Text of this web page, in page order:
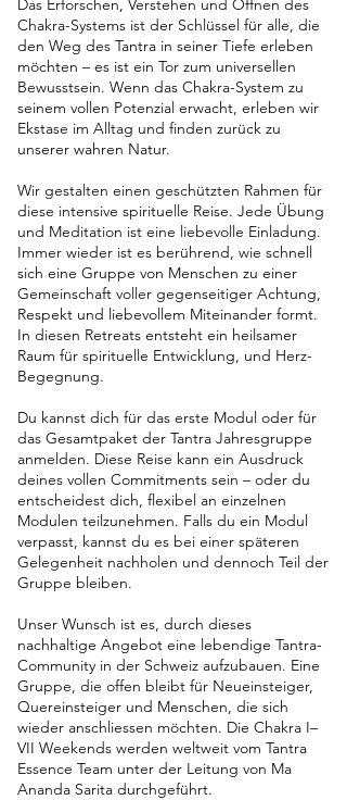
Das Erforschen, Verstehen und Öffnen des
Chakra-Systems ist der Schlüssel für alle, die
den Weg des Tantra in seiner Tiefe erleben
möchten – es ist ein Tor zum universellen
Bewusstsein. Wenn das Chakra-System zu
seinem vollen Potenzial erwacht, erleben wir
Ekstase im Alltag und finden zurück zu
unserer wahren Natur.
Wir gestalten einen geschützten Rahmen für
diese intensive spirituelle Reise. Jede Übung
und Meditation ist eine liebevolle Einladung.
Immer wieder ist es berührend, wie schnell
sich eine Gruppe von Menschen zu einer
Gemeinschaft voller gegenseitiger Achtung,
Respekt und liebevollem Miteinander formt.
In diesen Retreats entsteht ein heilsamer
Raum für spirituelle Entwicklung, und Herz-
Begegnung.
Du kannst dich für das erste Modul oder für
das Gesamtpaket der Tantra Jahresgruppe
anmelden. Diese Reise kann ein Ausdruck
deines vollen Commitments sein – oder du
entscheidest dich, flexibel an einzelnen
Modulen teilzunehmen. Falls du ein Modul
verpasst, kannst du es bei einer späteren
Gelegenheit nachholen und dennoch Teil der
Gruppe bleiben.
Unser Wunsch ist es, durch dieses
nachhaltige Angebot eine lebendige Tantra-
Community in der Schweiz aufzubauen. Eine
Gruppe, die offen bleibt für Neueinsteiger,
Quereinsteiger und Menschen, die sich
wieder anschliessen möchten. Die Chakra I–
VII Weekends werden weltweit vom Tantra
Essence Team unter der Leitung von Ma
Ananda Sarita durchgeführt.